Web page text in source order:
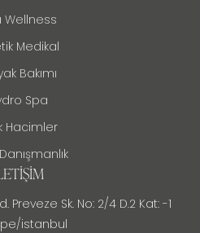
Wellness
Medikal
Bakımı
Spa
Hacimler
Preveze Sk. No: 2/4 D.2 Kat: -1
istanbul